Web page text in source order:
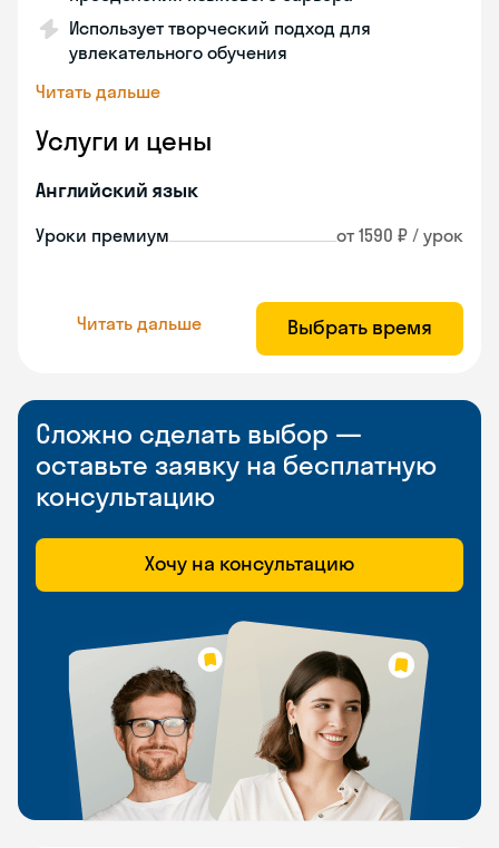
Использует творческий подход для
увлекательного обучения
Читать дальше
Услуги и цены
Английский язык
Уроки премиум от 1590 ₽ / урок
Читать дальше Выбрать время
Сложно сделать выбор —
оставьте заявку на бесплатную
консультацию
Хочу на консультацию